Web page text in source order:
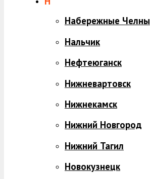
Набережные Челны
Нальчик
Нефтеюганск
Нижневартовск
Нижнекамск
Нижний Новгород
Нижний Тагил
Новокузнецк